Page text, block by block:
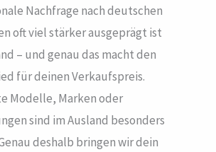
Nachfrage nach deutschen
oft viel stärker ausgeprägt ist
– und genau das macht den
für deinen Verkaufspreis.
Modelle, Marken oder
sind im Ausland besonders
deshalb bringen wir dein